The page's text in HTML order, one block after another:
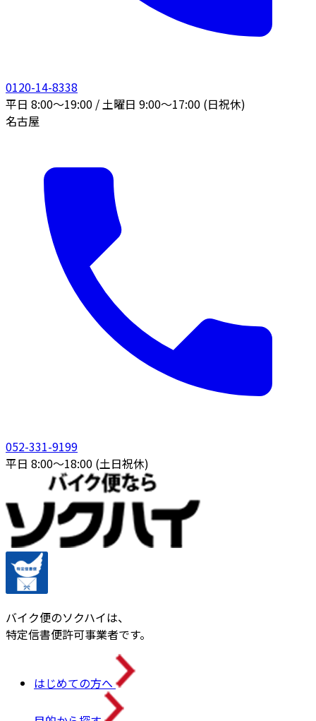
0120-14-8338
平日 8:00〜19:00 / 土曜日 9:00〜17:00 (日祝休)
名古屋
052-331-9199
平日 8:00〜18:00 (土日祝休)
バイク便のソクハイは、
特定信書便許可事業者です。
はじめての方へ